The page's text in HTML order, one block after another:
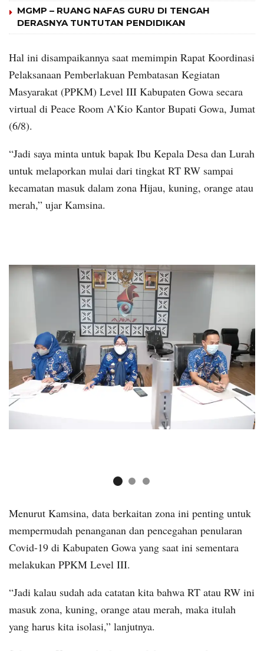
MGMP – RUANG NAFAS GURU DI TENGAH
DERASNYA TUNTUTAN PENDIDIKAN
Hal ini disampaikannya saat memimpin Rapat Koordinasi
Pelaksanaan Pemberlakuan Pembatasan Kegiatan
Masyarakat (PPKM) Level III Kabupaten Gowa secara
virtual di Peace Room A’Kio Kantor Bupati Gowa, Jumat
(6/8).
“Jadi saya minta untuk bapak Ibu Kepala Desa dan Lurah
untuk melaporkan mulai dari tingkat RT RW sampai
kecamatan masuk dalam zona Hijau, kuning, orange atau
merah,” ujar Kamsina.
Menurut Kamsina, data berkaitan zona ini penting untuk
mempermudah penanganan dan pencegahan penularan
Covid-19 di Kabupaten Gowa yang saat ini sementara
melakukan PPKM Level III.
“Jadi kalau sudah ada catatan kita bahwa RT atau RW ini
masuk zona, kuning, orange atau merah, maka itulah
yang harus kita isolasi,” lanjutnya.